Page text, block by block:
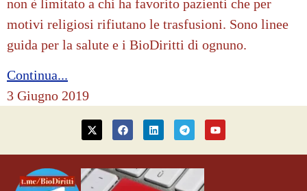
non è limitato a chi ha favorito pazienti che per
motivi religiosi rifiutano le trasfusioni. Sono linee
guida per la salute e i BioDiritti di ognuno.
Continua...
3 Giugno 2019